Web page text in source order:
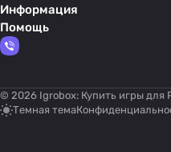
Информация
Помощь
© 2026 Igrobox: Купить игры для
Темная тема